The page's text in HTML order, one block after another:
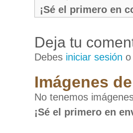
¡Sé el primero en
Deja tu
Debes iniciar sesión
Imágenes
No tenemos
¡Sé el primero en